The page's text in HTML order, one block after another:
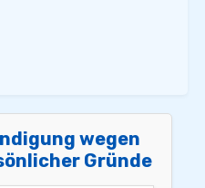
wegen
Gründe